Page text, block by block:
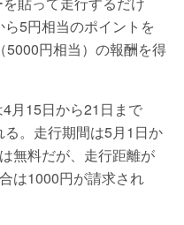
5円相当のポイントを
円相当）の報酬を得
月15日から21日まで
。走行期間は5月1日か
無料だが、走行距離が
は1000円が請求され